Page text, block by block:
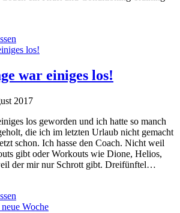
los!
war einiges los!
2017
los geworden und ich hatte so manch
die ich im letzten Urlaub nicht gemacht
schon. Ich hasse den Coach. Nicht weil
gibt oder Workouts wie Dione, Helios,
der mir nur Schrott gibt. Dreifünftel…
Woche